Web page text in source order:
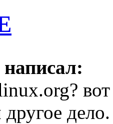
другое дело.